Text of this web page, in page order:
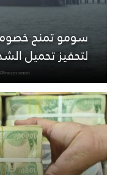
سومو تمنح
لتحفيز تحميل